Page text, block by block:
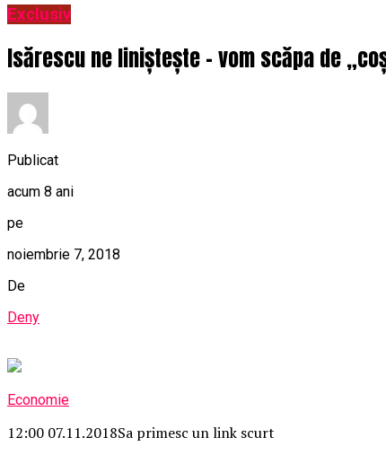
Exclusiv
Isărescu ne liniștește – vom scăpa de
Publicat
acum 8 ani
pe
noiembrie 7, 2018
De
Deny
Economie
12:00 07.11.2018Sa primesc un link scurt